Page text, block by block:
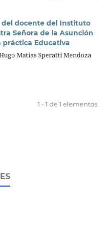
docente del Instituto
Señora de la Asunción
práctica Educativa
Matias Speratti Mendoza
1 - 1 de 1 elementos